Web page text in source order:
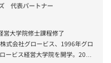
代表パートナー
営大学院修士課程修了
式会社グロービス、1996年グロ
ービス経営大学院を開学。2008